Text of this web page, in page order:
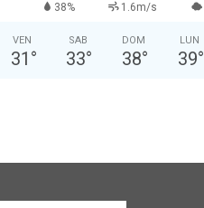
38% 1.6m/s
VEN
31 °
SAB
33°
DOM
38°
LUN
39°